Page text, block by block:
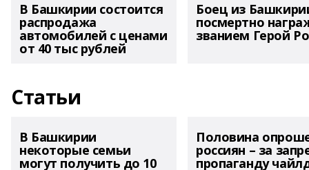
В Башкирии состоится
распродажа
автомобилей с ценами
от 40 тыс рублей
Боец из
посмертно
званием Герой
Статьи
В Башкирии
некоторые семьи
могут получить до 10
Половина
россиян – за
пропаганду